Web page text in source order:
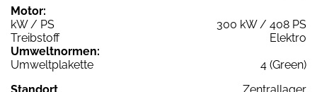
Motor:
kW / PS
300 kW / 408 PS
Treibstoff
Elektro
Umweltnormen:
Umweltplakette
4 (Green)